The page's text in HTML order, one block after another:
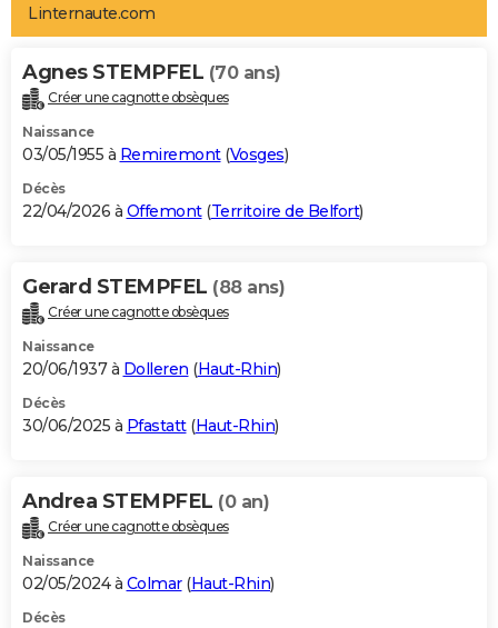
Art de vivre
Bien-être
Loisirs
Mode
Modes de vie
Alimentation
Guide de la santé
Maladies
Médicaments
Sommeil
VOYAGE
Destinations
City break
Voyage nature
Voyage de noces
Forum
Climat
+PHOTO
GUIDES D'ACHAT
BONS PLANS
Carte de Noël
Carte Bonne année
Carte Saint-Valentin
Carte Pâques
Carte d'anniversaire
DICTIONNAIRE
Dictionnaire
Biographies
Citations
Expressions
Proverbes
PROGRAMME TV
S'inscrire
Se connecter
Lycées
Collèges
Primaires
Universités
Entreprises
Service militaire
Avis de recherche
AVIS DE DÉCÈS
Bricolage
Lifestyle
Culture
Sport
Auto
Television
Voyage
Cinema
Linternaute.com
Agnes STEMPFEL (70 ans)
Créer une cagnotte obsèques
Naissance
03/05/1955 à Remiremont(Vosges)
Décès
22/04/2026 à Offemont(Territoire de Belfort)
Gerard STEMPFEL (88 ans)
Créer une cagnotte obsèques
Naissance
20/06/1937 à Dolleren (Haut-Rhin)
Décès
30/06/2025 à Pfastatt(Haut-Rhin)
Andrea STEMPFEL (0 an)
Créer une cagnotte obsèques
Naissance
02/05/2024 à Colmar(Haut-Rhin)
Décès